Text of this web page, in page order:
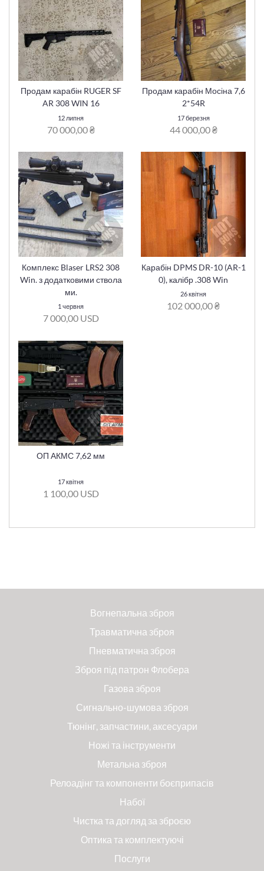
Продам карабін RUGER SF
AR 308 WIN 16
12 липня
70 000,00 ₴
Продам карабін Мосіна 7,6
2*54R
17 березня
44 000,00 ₴
Комплекс Blaser LRS2 308
Win. з додатковими ствола
ми.
1 червня
7 000,00 USD
Карабін DPMS DR-10 (AR-1
0), калібр .308 Win
26 квітня
102 000,00 ₴
ОП АКМС 7,62 мм
17 квітня
1 100,00 USD
Вогнепальна зброя
Травматична зброя
Пневматична зброя
Зброя під патрон Флобера
Газова зброя
Сигнально-шумова зброя
Тюнінг, запчастини, аксесуари
Ножі та інструменти
Метальна зброя
Релоадінг та компоненти боєприпасів
Набої
Чистка та догляд за зброєю
Оптика та комплектуючі
Послуги